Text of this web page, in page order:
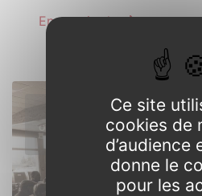
En savoir plus
OCTOBRE
Ce site
cookies de
d’audience
donne le
pour les